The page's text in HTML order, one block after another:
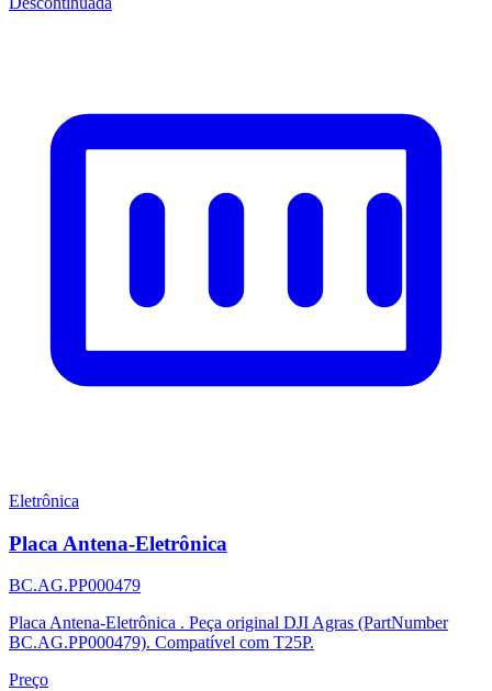
Eletrônica
Placa Antena-Eletrônica
BC.AG.PP000479
Placa Antena-Eletrônica . Peça original DJI Agras (PartNumber
BC.AG.PP000479). Compatível com T25P.
Preço